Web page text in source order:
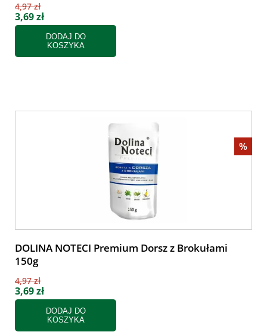
4,97 zł
3,69 zł
DODAJ DO
KOSZYKA
%
DOLINA NOTECI Premium Dorsz z Brokułami
150g
4,97 zł
3,69 zł
DODAJ DO
KOSZYKA